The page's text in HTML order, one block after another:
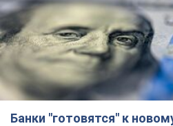
Банки "готовятся" к